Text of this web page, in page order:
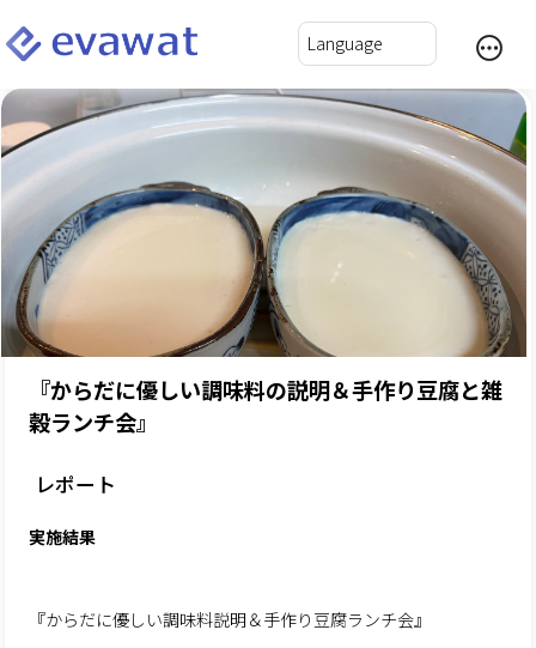
『からだに優しい調味料の説明＆手作り豆腐と雑
穀ランチ会』
レポート
実施結果
『からだに優しい調味料説明＆手作り豆腐ランチ会』